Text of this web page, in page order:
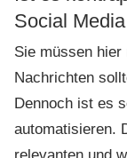
Social
Sie müssen hier
Nachrichten
Dennoch ist es
automatisieren.